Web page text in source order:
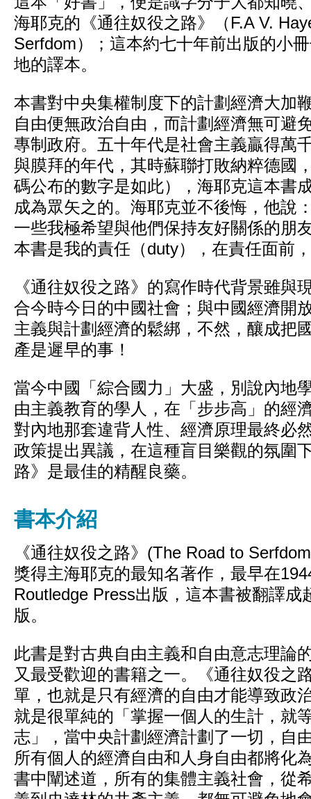
海耶克的《通往奴役之路》（F.A V.
Serfdom）；這本約七十年前出版的小
地的譯本。
本書對中央集權制度下的計劃經濟大加
自由便無政治自由，而計劃經濟無可避
專制政府。五十年代是社會主義贏得萬
與膜拜的年代，其時蘇聯打敗納粹德國
碼公布的數字是如此），海耶克這本書
成為眾矢之的。海耶克並不後悔，他說
一些我極希望與他們保持友好關係的
本書是我的責任（duty），在責任面前
《通往奴役之路》的寫作時代背景雖與
合今時今日的中國社會；與中國經濟開
主義與計劃經濟的鬆綁，不然，釀成把
產是遲早的事！
當今中國「綜合國力」大盛，別說內地
由主義教育的學人，在「步步高」的經
對內地那套違背人性、經濟原理最終必
政策提出異議，在這種盲目樂觀的氛圍
路》是最佳的精醒良藥。
書本介紹
《通往奴役之路》(The Road to
獎得主海耶克的最知名著作，最早在
Routledge Press出版，這本書被翻譯成
版。
此書是對古典自由主義和自由意志理論
又最受歡迎的書籍之一。《通往奴役之
單，也就是只有經濟的自由才能導致政
就是很單純的「掌握一個人的生計，就
志」，當中央計劃經濟計劃了一切，自
所有個人的經濟自由和人身自由都將化
書中闡述道，所有的集體主義社會，從